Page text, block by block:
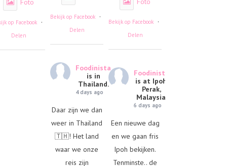
Foto
op Facebook ·
Delen
Bekijk op Facebook ·
Delen
Bekijk op Facebook ·
Delen
Foodinista
is in
Thailand.
4 days ago
Daar zijn we dan
weer in Thailand
🇹🇭! Het land
waar we onze
reis zijn
Foodinista
is at Ipoh,
Perak,
Malaysia.
6 days ago
Een nieuwe dag
en we gaan fris
Ipoh bekijken.
Tenminste.. de